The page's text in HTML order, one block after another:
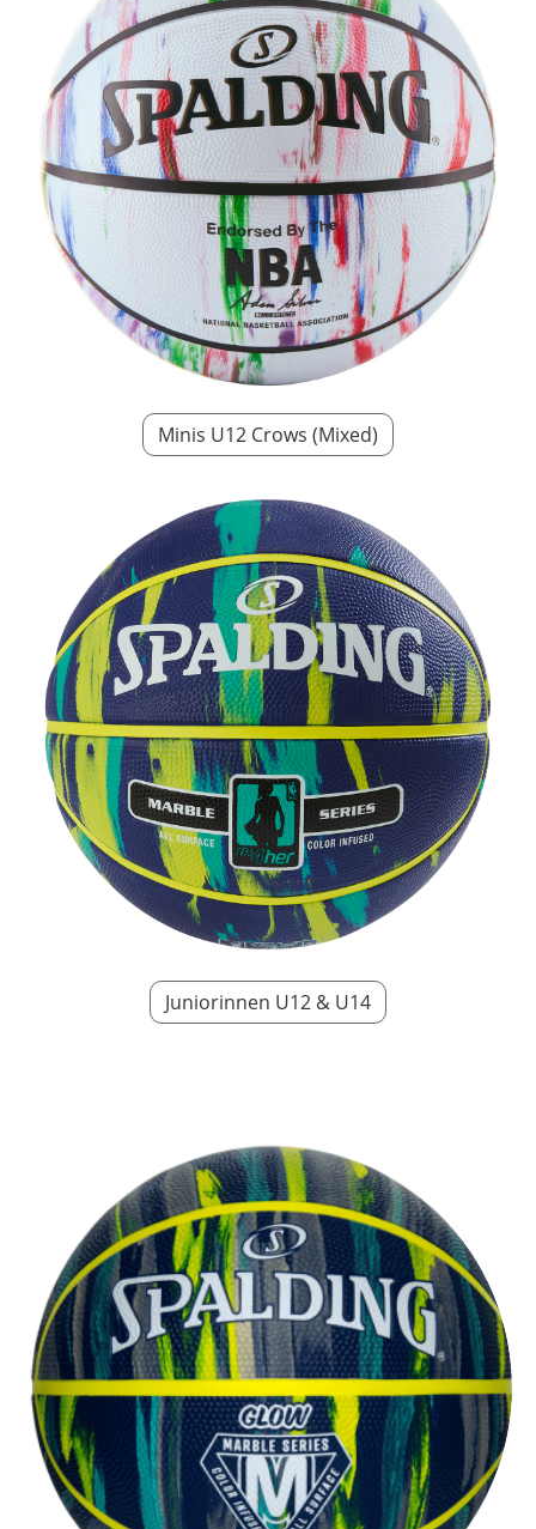
Minis U12 Crows (Mixed)
Juniorinnen U12 & U14